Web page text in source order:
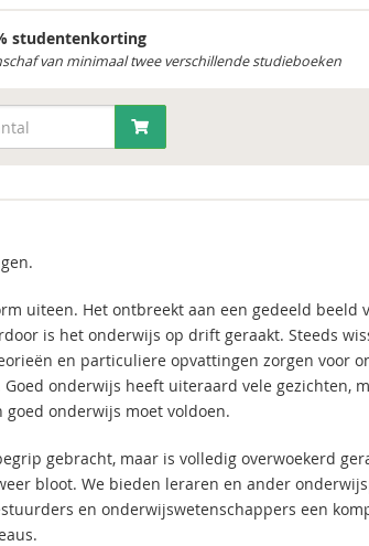
studentenkorting
van minimaal twee verschillende studieboeken
uiteen. Het ontbreekt aan een gedeeld beeld
is het onderwijs op drift geraakt. Steeds
en particuliere opvattingen zorgen voor
onderwijs heeft uiteraard vele gezichten,
onderwijs moet voldoen.
gebracht, maar is volledig overwoekerd
bloot. We bieden leraren en ander
en onderwijswetenschappers een